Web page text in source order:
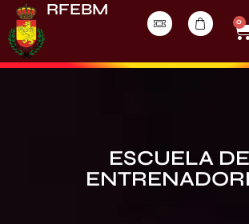
RFEBM
0
ESCUELA DE